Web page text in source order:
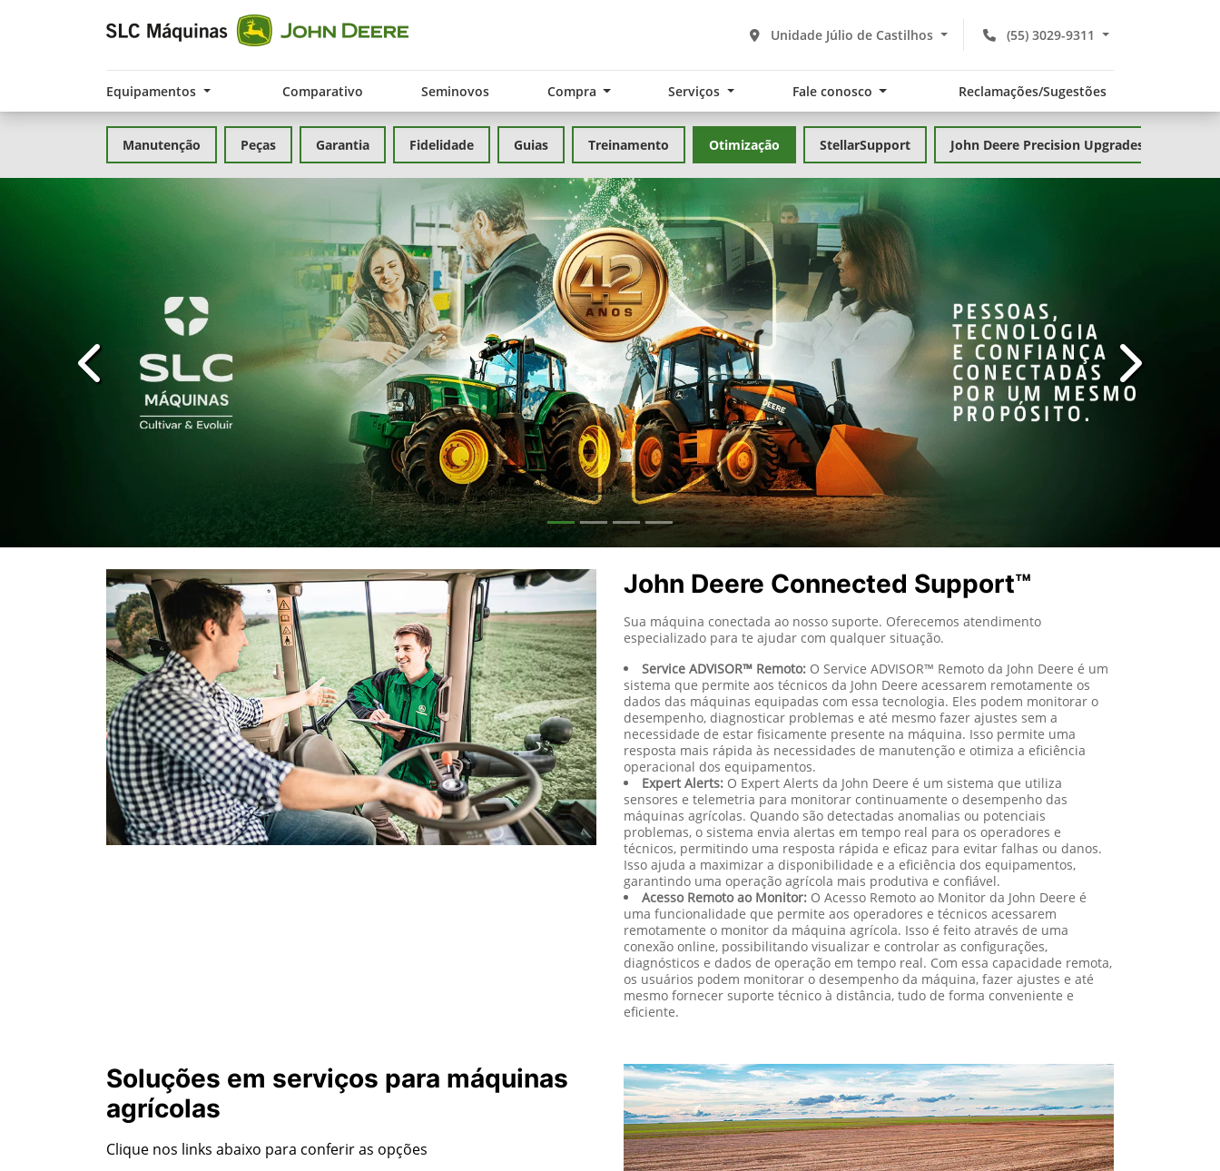
(55) 3029-9311
Unidade Júlio de Castilhos
Equipamentos Comparativo Seminovos Compra Serviços Fale conosco Reclamações/Sugestões
Manutenção Peças Garantia Fidelidade Guias Treinamento Otimização StellarSupport John Deere Precision Upgrades
templates.template-01.components.carousel.texts.control_prev
John Deere Connected Support™
Sua máquina conectada ao nosso suporte. Oferecemos atendimento
especializado para te ajudar com qualquer situação.
Service ADVISOR™ Remoto: O Service ADVISOR™ Remoto da John Deere é um
sistema que permite aos técnicos da John Deere acessarem remotamente os
dados das máquinas equipadas com essa tecnologia. Eles podem monitorar o
desempenho, diagnosticar problemas e até mesmo fazer ajustes sem a
necessidade de estar fisicamente presente na máquina. Isso permite uma
resposta mais rápida às necessidades de manutenção e otimiza a eficiência
operacional dos equipamentos.
Expert Alerts: O Expert Alerts da John Deere é um sistema que utiliza
sensores e telemetria para monitorar continuamente o desempenho das
máquinas agrícolas. Quando são detectadas anomalias ou potenciais
problemas, o sistema envia alertas em tempo real para os operadores e
técnicos, permitindo uma resposta rápida e eficaz para evitar falhas ou danos.
Isso ajuda a maximizar a disponibilidade e a eficiência dos equipamentos,
garantindo uma operação agrícola mais produtiva e confiável.
Acesso Remoto ao Monitor: O Acesso Remoto ao Monitor da John Deere é
uma funcionalidade que permite aos operadores e técnicos acessarem
remotamente o monitor da máquina agrícola. Isso é feito através de uma
conexão online, possibilitando visualizar e controlar as configurações,
diagnósticos e dados de operação em tempo real. Com essa capacidade remota,
os usuários podem monitorar o desempenho da máquina, fazer ajustes e até
mesmo fornecer suporte técnico à distância, tudo de forma conveniente e
eficiente.
Soluções em serviços para máquinas
agrícolas
Clique nos links abaixo para conferir as opções